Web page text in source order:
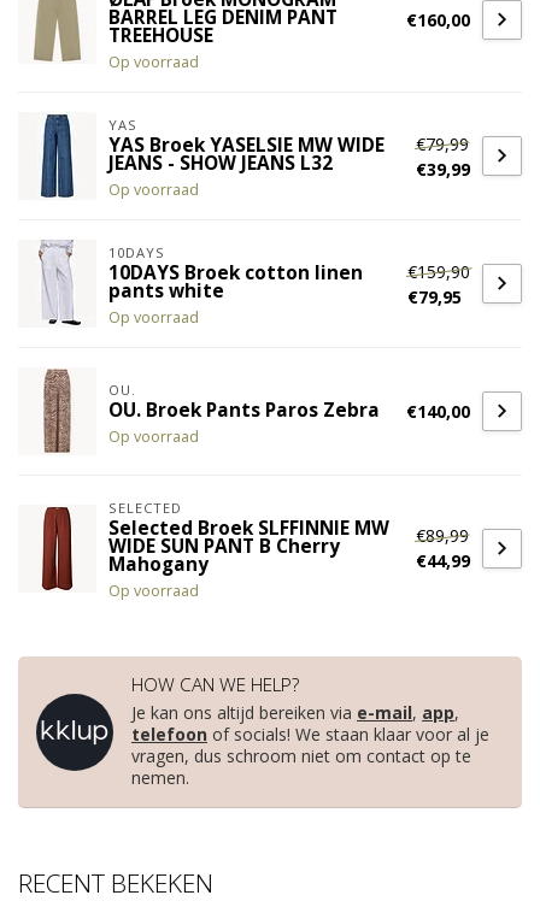
BARREL LEG DENIM PANT
TREEHOUSE
Op voorraad
€160,00
YAS
YAS Broek YASELSIE MW WIDE
JEANS - SHOW JEANS L32
Op voorraad
€79,99
€39,99
10DAYS
10DAYS Broek cotton linen
pants white
Op voorraad
€159,90
€79,95
OU.
OU. Broek Pants Paros Zebra
Op voorraad
€140,00
SELECTED
Selected Broek SLFFINNIE MW
WIDE SUN PANT B Cherry
Mahogany
Op voorraad
€89,99
€44,99
HOW CAN WE HELP?
Je kan ons altijd bereiken via e-mail, app,
telefoon of socials! We staan klaar voor al je
vragen, dus schroom niet om contact op te
nemen.
RECENT BEKEKEN